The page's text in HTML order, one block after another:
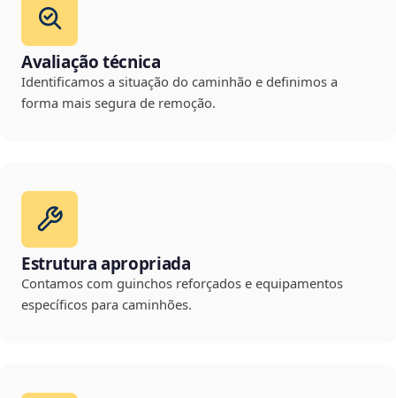
Avaliação técnica
Identificamos a situação do caminhão e definimos a
forma mais segura de remoção.
Estrutura apropriada
Contamos com guinchos reforçados e equipamentos
específicos para caminhões.